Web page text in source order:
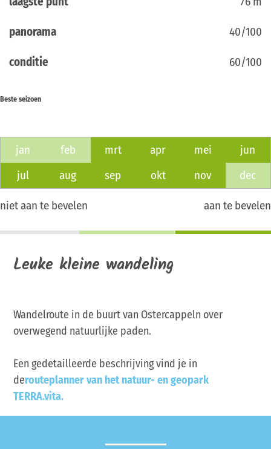
panorama 40/100
conditie 60/100
Beste seizoen
jan feb mrt apr mei
jun
jul
aug sep okt nov dec
niet aan te bevelen aan te bevelen
Leuke kleine wandeling
Wandelroute in de buurt van Ostercappeln over
overwegend natuurlijke paden.
Een gedetailleerde beschrijving vind je in
derouteplanner van het natuur- en geopark
TERRA.vita.